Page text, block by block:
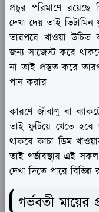
প্রচুর পরিমাণে রয়েছে
দেখা দেয় তাই
তারপরে খাওয়া
জন্য সাজেস্ট করে
না তাই প্রস্তুত করে
পান করার
কারণে জীবাণু বা
তাই ফুটিয়ে খেতে হবে
থাকবে কাচা ডিম
তাই গর্ভাবস্থায় এই
দেখা দিতে পারে
গর্ভবতী মায়ের